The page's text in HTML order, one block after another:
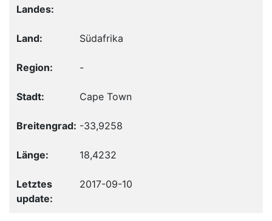
Südafrika
-
Cape Town
-33,9258
18,4232
2017-09-10